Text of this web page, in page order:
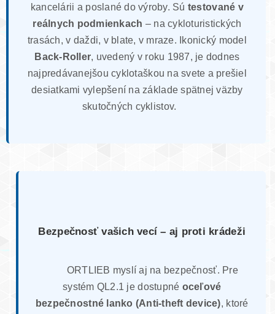
kancelárii a poslané do výroby. Sú testované v
reálnych podmienkach – na cykloturistických
trasách, v daždi, v blate, v mraze. Ikonický model
Back-Roller, uvedený v roku 1987, je dodnes
najpredávanejšou cyklotaškou na svete a prešiel
desiatkami vylepšení na základe spätnej väzby
skutočných cyklistov.
Bezpečnosť vašich vecí – aj proti krádeži
ORTLIEB myslí aj na bezpečnosť. Pre
systém QL2.1 je dostupné oceľové
bezpečnostné lanko (Anti-theft device), ktoré